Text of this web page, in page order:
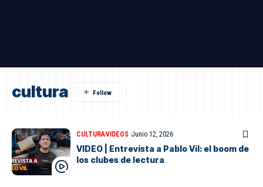
cultura
CULTURAVIDEOS Junio 12, 2026
VIDEO | Entrevista a Pablo Vil: el boom de
los clubes de lectura